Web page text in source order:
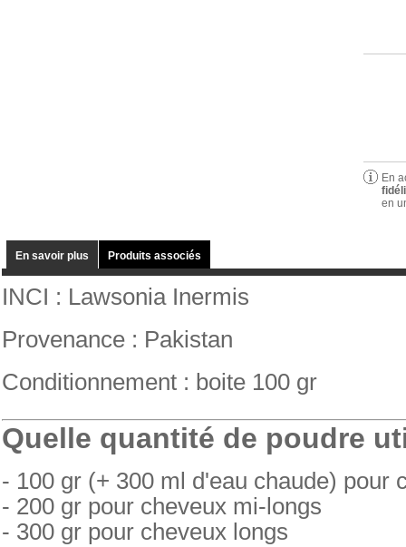
En
en
En savoir plus Produits associés
INCI : Lawsonia Inermis
Provenance : Pakistan
Conditionnement : boite 100 gr
Quelle quantité de poudre
- 100 gr (+ 300 ml d'eau chaude) pour
- 200 gr pour cheveux mi-longs
- 300 gr pour cheveux longs